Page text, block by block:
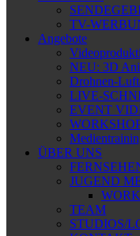
TV-
Angebote
NEU: 3D
Drohnen-
LIVE-
EVENT
ÜBER UNS
JUGEND
TEAM
STUDIOS/